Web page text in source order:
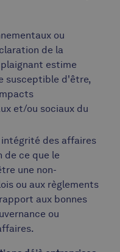
ou
de la
estime
susceptible d'être,
et/ou sociaux du
intégrité des affaires
de ce que le
une non-
ou aux règlements
aux bonnes
ou